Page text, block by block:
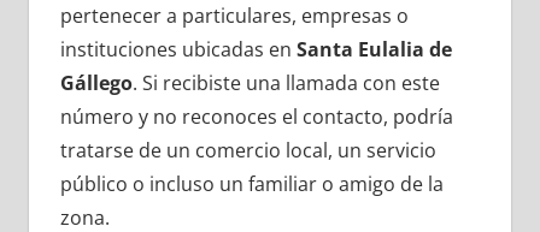
pertenecer а particulares, empresas ο
instituciones ubicadas en Santa Eulalia dе
Gállego. Si recibiste una llamada сοn еstе
número у no reconoces el contacto, podría
tratarse dе un comercio local, un servicio
público ο incluso un familiar ο amigo dе la
zona.